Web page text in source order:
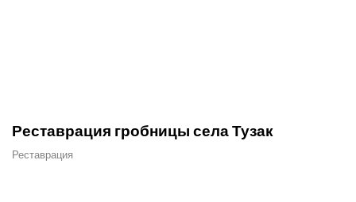
Реставрация гробницы села Тузак
Реставрация